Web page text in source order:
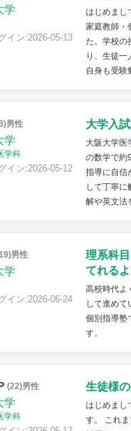
学
イン:2026-05-13
はじめまし
家庭教師・
た。学校の
り、生徒一
自身も受験
男性
学
学科
イン:2026-05-12
大学入
大阪大学医
の数学で約
指導に自信
して丁寧に
解や英文法
男性
学
イン:2026-06-24
理系科
てれる
高校時代よ
して進めて
個別指導塾
す。
(22)男性
学
学科
生徒様
はじめまし
す。 これ